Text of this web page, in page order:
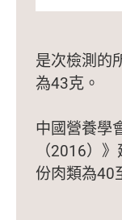
是次檢測的
為43克。
中國營養學
（2016）
份肉類為40